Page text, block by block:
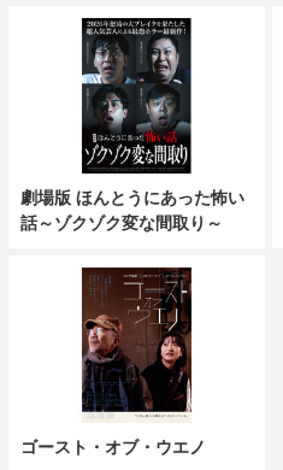
劇場版 ほんとうにあった怖い
話～ゾクゾク変な間取り～
ゴースト・オブ・ウエノ